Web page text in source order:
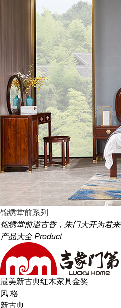
锦绣堂前系列
锦绣堂前溢古香，朱门大开为君来
产品大全Product
最美新古典红木家具金奖
风 格
新古典